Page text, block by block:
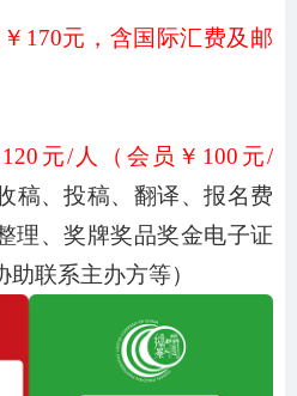
￥ 170元，含国际汇费及邮
120元/人（会员￥100元/
稿、投稿、翻译、报名费
理、奖牌奖品奖金电子证
联系主办方等）